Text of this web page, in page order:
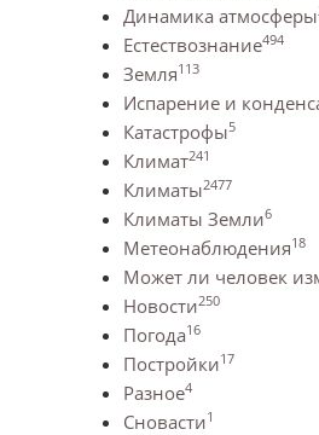
Динамика атмосферы
Естествознание494
Земля113
Испарение и
Катастрофы5
Климат241
Климаты2477
Климаты Земли6
Метеонаблюдения18
Может ли человек
Новости250
Погода16
Постройки17
Разное4
Сновасти1